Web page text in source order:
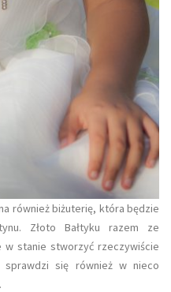
również biżuterię, która będzie
Złoto Bałtyku razem ze
w stanie stworzyć rzeczywiście
sprawdzi się również w nieco